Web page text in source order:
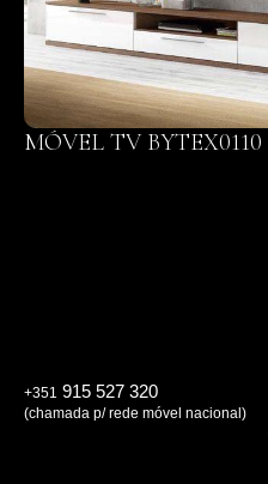
MÓVEL TV BYTEX0110
+351 915 527 320
(chamada p/ rede móvel nacional)